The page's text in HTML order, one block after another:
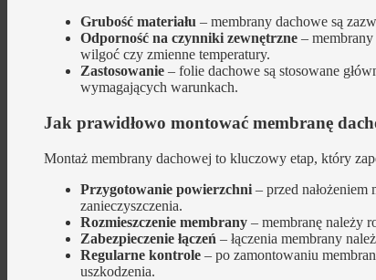
Grubość materiału – membrany dachowe są
Odporność na czynniki zewnętrzne –
wilgoć czy zmienne temperatury.
Zastosowanie – folie dachowe są stosowane
wymagających warunkach.
Jak prawidłowo montować membranę
Montaż membrany dachowej to kluczowy etap, który
Przygotowanie powierzchni – przed
zanieczyszczenia.
Rozmieszczenie membrany – membranę należy
Zabezpieczenie łączeń – łączenia membrany
Regularne kontrole – po zamontowaniu
uszkodzenia.